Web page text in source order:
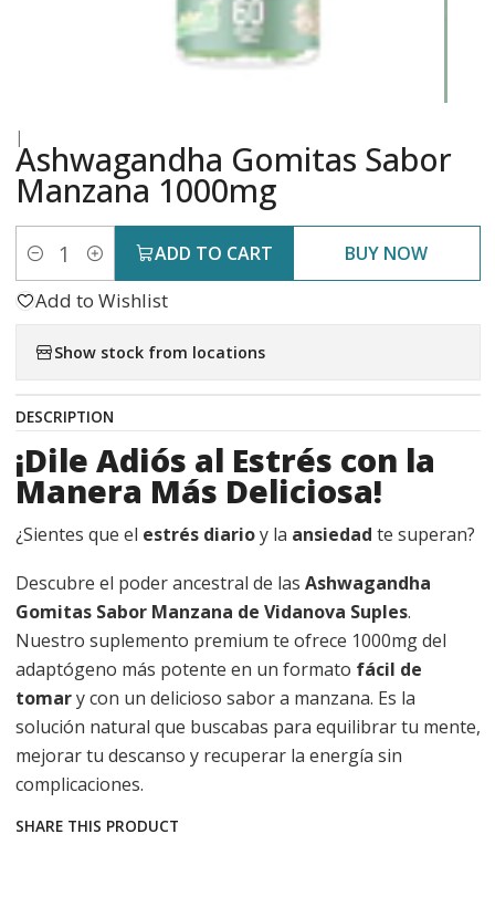
|
Ashwagandha Gomitas Sabor
Manzana 1000mg
Quantity ADD TO CART BUY NOW
Add to Wishlist
Show stock from locations
DESCRIPTION
¡Dile Adiós al Estrés con la
Manera Más Deliciosa!
¿Sientes que el estrés diarioy la ansiedad te superan?
Descubre el poder ancestral de las Ashwagandha
Gomitas Sabor Manzana de Vidanova Suples.
Nuestro suplemento premium te ofrece 1000mg del
adaptógeno más potente en un formato fácil de
tomary con un delicioso sabor a manzana. Es la
solución natural que buscabas para equilibrar tu mente,
mejorar tu descanso y recuperar la energía sin
complicaciones.
SHARE THIS PRODUCT